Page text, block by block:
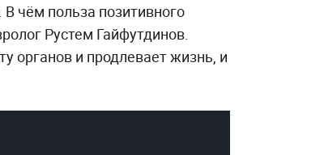
чём польза позитивного
Рустем Гайфутдинов.
органов и продлевает жизнь, и